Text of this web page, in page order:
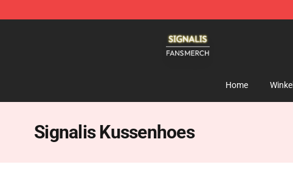
Home Winkel
Signalis Kussenhoes